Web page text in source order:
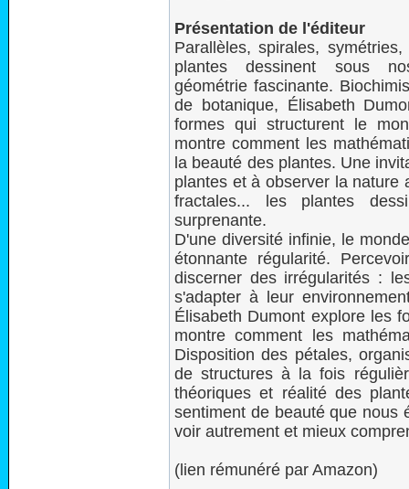
Présentation de l'éditeur
Parallèles, spirales,
plantes dessinent sous
géométrie fascinante.
de botanique, Élisabeth
formes qui structurent le
montre comment les
la beauté des plantes. Une
plantes et à observer la nature
fractales... les plantes
surprenante.
D'une diversité infinie, le
étonnante régularité.
discerner des irrégularités :
s'adapter à leur
Élisabeth Dumont explore les
montre comment les
Disposition des pétales,
de structures à la fois
théoriques et réalité des
sentiment de beauté que nous
voir autrement et mieux
(lien rémunéré par Amazon)